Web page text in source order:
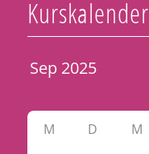
Kurskalender
M D M